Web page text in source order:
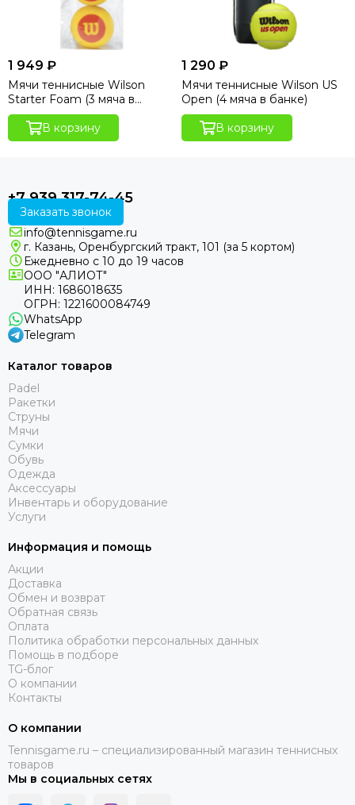
1 949 ₽
Мячи теннисные Wilson
Starter Foam (3 мяча в
упаковке)
В корзину
1 290 ₽
Мячи теннисные Wilson US
Open (4 мяча в банке)
В корзину
+7 939 317-74-45
Заказать звонок
info@tennisgame.ru
г. Казань, Оренбургский тракт, 101 (за 5 кортом)
Ежедневно с 10 до 19 часов
ООО "АЛИОТ"
ИНН: 1686018635
ОГРН: 1221600084749
WhatsApp
Telegram
Каталог товаров
Padel
Ракетки
Струны
Мячи
Сумки
Обувь
Одежда
Аксессуары
Инвентарь и оборудование
Услуги
Информация и помощь
Акции
Доставка
Обмен и возврат
Обратная связь
Оплата
Политика обработки персональных данных
Помощь в подборе
TG-блог
О компании
Контакты
О компании
Tennisgame.ru – специализированный магазин теннисных
товаров
Мы в социальных сетях